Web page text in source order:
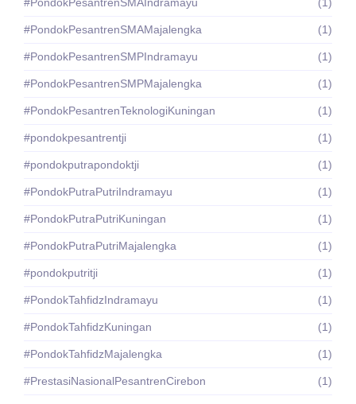
#PondokPesantrenSMAIndramayu (1)
#PondokPesantrenSMAMajalengka (1)
#PondokPesantrenSMPIndramayu (1)
#PondokPesantrenSMPMajalengka (1)
#PondokPesantrenTeknologiKuningan (1)
#pondokpesantrentji (1)
#pondokputrapondoktji (1)
#PondokPutraPutriIndramayu (1)
#PondokPutraPutriKuningan (1)
#PondokPutraPutriMajalengka (1)
#pondokputritji (1)
#PondokTahfidzIndramayu (1)
#PondokTahfidzKuningan (1)
#PondokTahfidzMajalengka (1)
#PrestasiNasionalPesantrenCirebon (1)